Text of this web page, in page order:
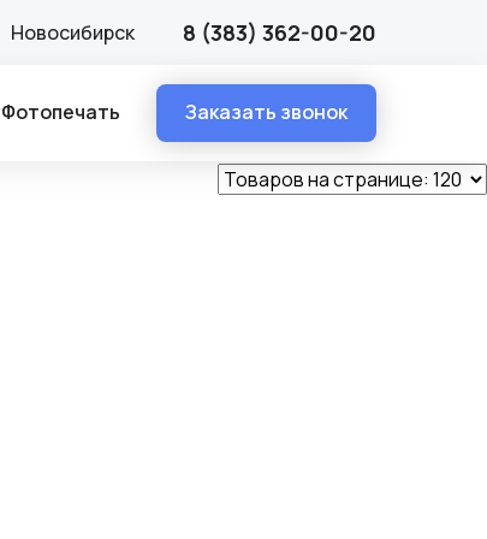
Новосибирск 8 (383) 362-00-20
Фотопечать Заказать звонок